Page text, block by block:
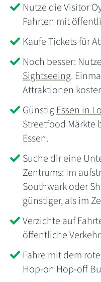
Nutze die Visitor
Fahrten mit
Kaufe Tickets für
Noch besser:
Sightseeing.
Attraktionen
GünstigEssen in
Streetfood Märkte
Essen.
Suche dir eine
Zentrums: Im
Southwark oder
günstiger, als im
Verzichte auf
öffentliche
Fahre mit dem
Hop-on Hop-off